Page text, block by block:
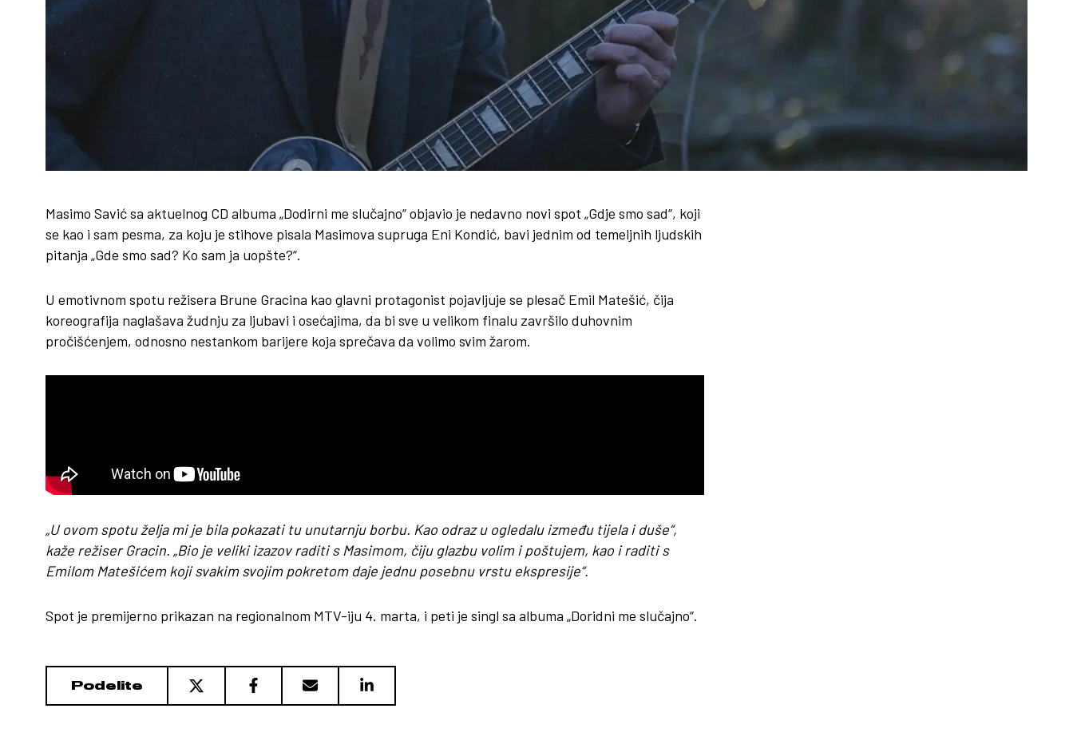
Masimo Savić sa aktuelnog CD albuma „Dodirni me slučajno“ objavio je nedavno novi spot „Gdje smo sad“, koji
se kao i sam pesma, za koju je stihove pisala Masimova supruga Eni Kondić, bavi jednim od temeljnih ljudskih
pitanja „Gde smo sad? Ko sam ja uopšte?“.
U emotivnom spotu režisera Brune Gracina kao glavni protagonist pojavljuje se plesač Emil Matešić, čija
koreografija naglašava žudnju za ljubavi i osećajima, da bi sve u velikom finalu završilo duhovnim
pročišćenjem, odnosno nestankom barijere koja sprečava da volimo svim žarom.
„U ovom spotu želja mi je bila pokazati tu unutarnju borbu. Kao odraz u ogledalu između tijela i duše“,
kaže režiser Gracin. „Bio je veliki izazov raditi s Masimom, čiju glazbu volim i poštujem, kao i raditi s
Emilom Matešićem koji svakim svojim pokretom daje jednu posebnu vrstu ekspresije“.
Spot je premijerno prikazan na regionalnom MTV-iju 4. marta, i peti je singl sa albuma „Doridni me slučajno“.
Podelite